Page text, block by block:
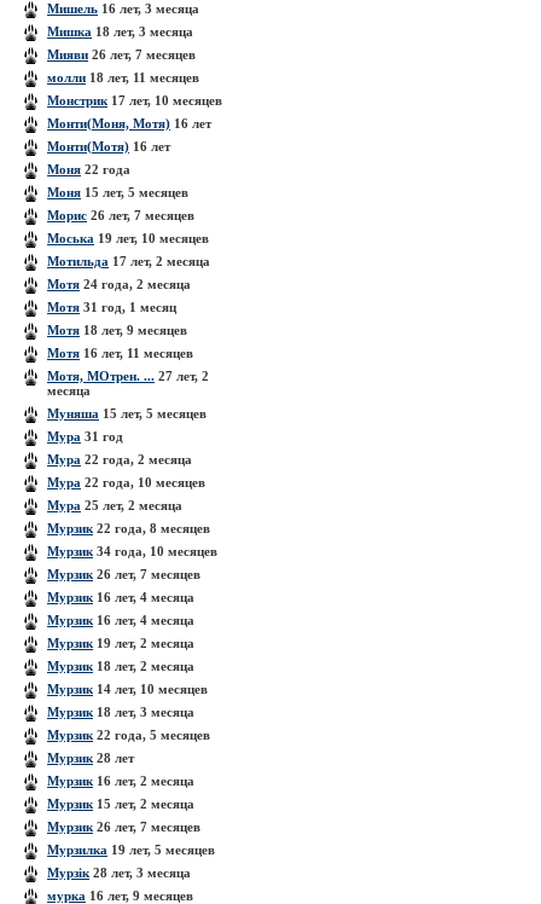
Мишель 16 лет, 3 месяца
Мишка 18 лет, 3 месяца
Мияви 26 лет, 7 месяцев
молли 18 лет, 11 месяцев
Монстрик 17 лет, 10 месяцев
Монти(Моня, Мотя) 16 лет
Монти(Мотя) 16 лет
Моня 22 года
Моня 15 лет, 5 месяцев
Морис 26 лет, 7 месяцев
Моська 19 лет, 10 месяцев
Мотильда 17 лет, 2 месяца
Мотя 24 года, 2 месяца
Мотя 31 год, 1 месяц
Мотя 18 лет, 9 месяцев
Мотя 16 лет, 11 месяцев
Мотя, МОтрен. ... 27 лет, 2
месяца
Муняша 15 лет, 5 месяцев
Мура 31 год
Мура 22 года, 2 месяца
Мура 22 года, 10 месяцев
Мура 25 лет, 2 месяца
Мурзик 22 года, 8 месяцев
Мурзик 34 года, 10 месяцев
Мурзик 26 лет, 7 месяцев
Мурзик 16 лет, 4 месяца
Мурзик 16 лет, 4 месяца
Мурзик 19 лет, 2 месяца
Мурзик 18 лет, 2 месяца
Мурзик 14 лет, 10 месяцев
Мурзик 18 лет, 3 месяца
Мурзик 22 года, 5 месяцев
Мурзик 28 лет
Мурзик 16 лет, 2 месяца
Мурзик 15 лет, 2 месяца
Мурзик 26 лет, 7 месяцев
Мурзилка 19 лет, 5 месяцев
Мурзік 28 лет, 3 месяца
мурка 16 лет, 9 месяцев